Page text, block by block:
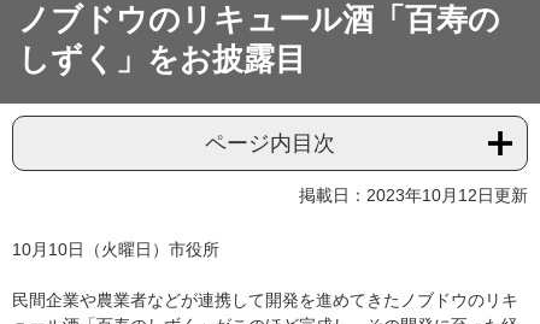
ノブドウのリキュール酒「百寿の
しずく」をお披露目
ページ内目次
掲載日：2023年10月12日更新
10月10日（火曜日）市役所
民間企業や農業者などが連携して開発を進めてきたノブドウのリキ